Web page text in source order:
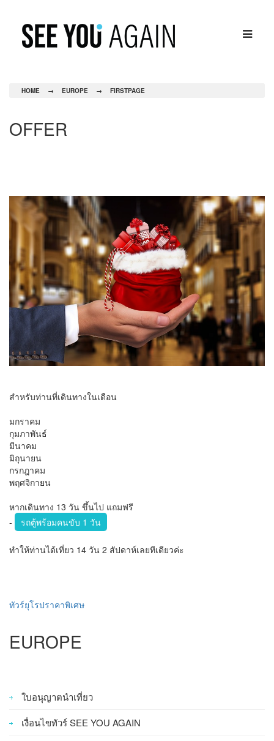
HOME → EUROPE → FIRSTPAGE
OFFER
สำหรับท่านที่เดินทางในเดือน
มกราคม
กุมภาพันธ์
มีนาคม
มิถุนายน
กรกฎาคม
พฤศจิกายน
หากเดินทาง 13 วัน ขึ้นไป แถมฟรี
-
รถตู้พร้อมคนขับ 1 วัน
ทำให้ท่านได้เที่ยว 14 วัน 2 สัปดาห์เลยทีเดียวค่ะ
ทัวร์ยุโรปราคาพิเศษ
EUROPE
ใบอนุญาตนำเที่ยว
เงื่อนไขทัวร์ SEE YOU AGAIN